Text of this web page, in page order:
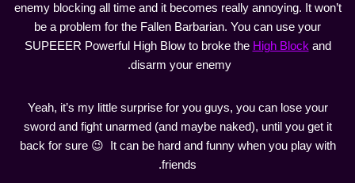
enemy blocking all time and it becomes really annoying. It won’t
be a problem for the Fallen Barbarian. You can use your
SUPEEER Powerful High Blow to broke the High Block and
disarm your enemy.
Yeah, it’s my little surprise for you guys, you can lose your
sword and fight unarmed (and maybe naked), until you get it
back for sure 😉 It can be hard and funny when you play with
friends.